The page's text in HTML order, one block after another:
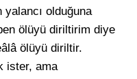
yalancı olduğuna
ölüyü diriltirim diye
ölüyü diriltir.
ister, ama